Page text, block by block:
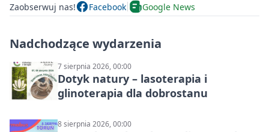
Zaobserwuj nas! Facebook Google News
Nadchodzące wydarzenia
7 sierpnia 2026, 00:00
Dotyk natury – lasoterapia i
glinoterapia dla dobrostanu
8 sierpnia 2026, 00:00